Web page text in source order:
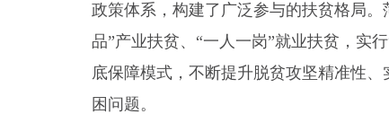
政策体系，构建了广泛参与的扶贫格局
品”产业扶贫、“一人一岗”就业扶贫，实
底保障模式，不断提升脱贫攻坚精准性
困问题。